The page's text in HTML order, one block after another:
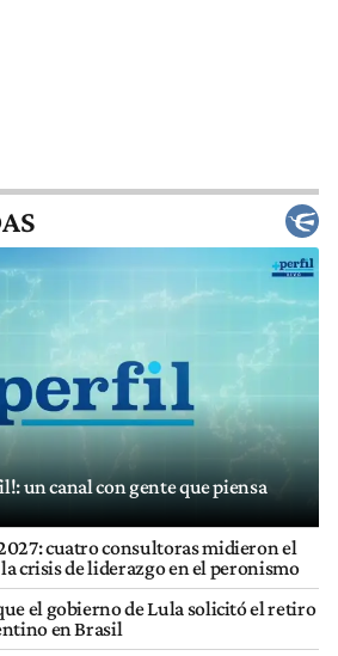
un canal con gente que piensa
cuatro consultoras midieron el
crisis de liderazgo en el peronismo
el gobierno de Lula solicitó el retiro
en Brasil